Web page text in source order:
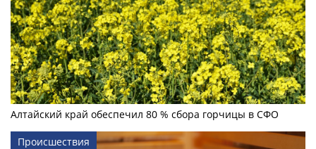
Алтайский край обеспечил 80 % сбора горчицы в СФО
Происшествия